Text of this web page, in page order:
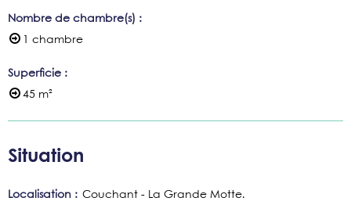
Nombre de chambre(s) :
1 chambre
Superficie :
45 m²
Situation
Localisation : Couchant - La Grande Motte